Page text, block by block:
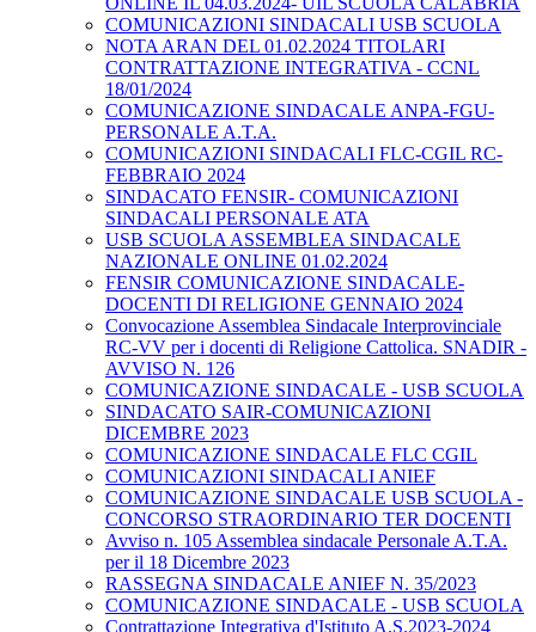
COMUNICAZIONI SINDACALI USB SCUOLA
NOTA ARAN DEL 01.02.2024 TITOLARI
CONTRATTAZIONE INTEGRATIVA - CCNL
18/01/2024
COMUNICAZIONE SINDACALE ANPA-FGU-
PERSONALE A.T.A.
COMUNICAZIONI SINDACALI FLC-CGIL RC-
FEBBRAIO 2024
SINDACATO FENSIR- COMUNICAZIONI
SINDACALI PERSONALE ATA
USB SCUOLA ASSEMBLEA SINDACALE
NAZIONALE ONLINE 01.02.2024
FENSIR COMUNICAZIONE SINDACALE-
DOCENTI DI RELIGIONE GENNAIO 2024
Convocazione Assemblea Sindacale Interprovinciale
RC-VV per i docenti di Religione Cattolica. SNADIR -
AVVISO N. 126
COMUNICAZIONE SINDACALE - USB SCUOLA
SINDACATO SAIR-COMUNICAZIONI
DICEMBRE 2023
COMUNICAZIONE SINDACALE FLC CGIL
COMUNICAZIONI SINDACALI ANIEF
COMUNICAZIONE SINDACALE USB SCUOLA -
CONCORSO STRAORDINARIO TER DOCENTI
Avviso n. 105 Assemblea sindacale Personale A.T.A.
per il 18 Dicembre 2023
RASSEGNA SINDACALE ANIEF N. 35/2023
COMUNICAZIONE SINDACALE - USB SCUOLA
Contrattazione Integrativa d'Istituto A.S.2023-2024